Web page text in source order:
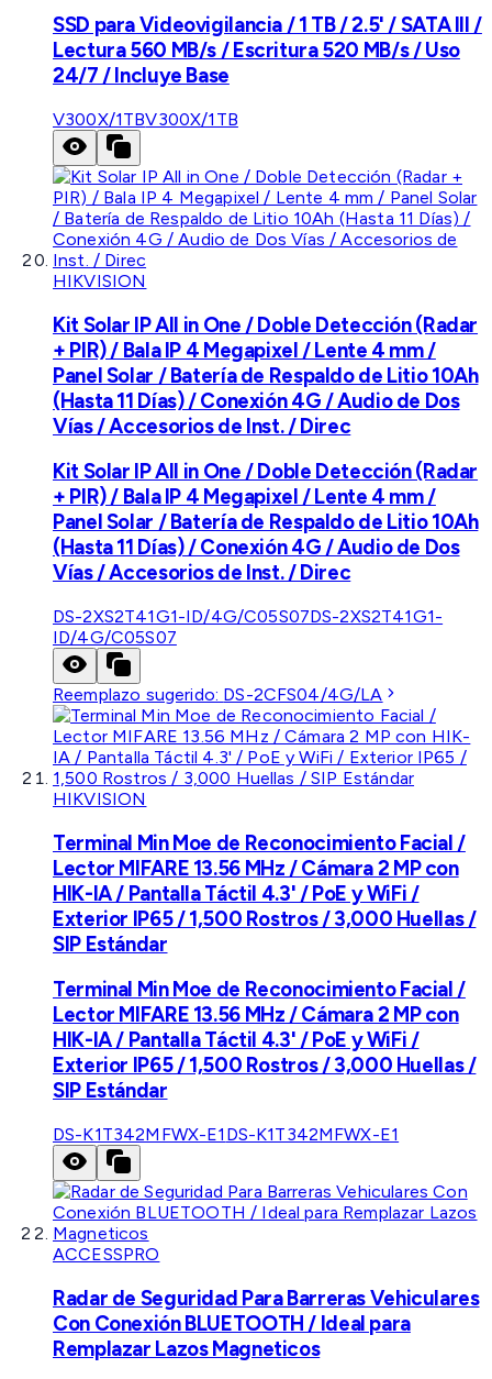
SSD para Videovigilancia / 1 TB / 2.5' / SATA III /
Lectura 560 MB/s / Escritura 520 MB/s / Uso
24/7 / Incluye Base
V300X/1TBV300X/1TB
HIKVISION
Kit Solar IP All in One / Doble Detección (Radar
+ PIR) / Bala IP 4 Megapixel / Lente 4 mm /
Panel Solar / Batería de Respaldo de Litio 10Ah
(Hasta 11 Días) / Conexión 4G / Audio de Dos
Vías / Accesorios de Inst. / Direc
Kit Solar IP All in One / Doble Detección (Radar
+ PIR) / Bala IP 4 Megapixel / Lente 4 mm /
Panel Solar / Batería de Respaldo de Litio 10Ah
(Hasta 11 Días) / Conexión 4G / Audio de Dos
Vías / Accesorios de Inst. / Direc
DS-2XS2T41G1-ID/4G/C05S07DS-2XS2T41G1-
ID/4G/C05S07
Reemplazo sugerido: DS-2CFS04/4G/LA
HIKVISION
Terminal Min Moe de Reconocimiento Facial /
Lector MIFARE 13.56 MHz / Cámara 2 MP con
HIK-IA / Pantalla Táctil 4.3' / PoE y WiFi /
Exterior IP65 / 1,500 Rostros / 3,000 Huellas /
SIP Estándar
Terminal Min Moe de Reconocimiento Facial /
Lector MIFARE 13.56 MHz / Cámara 2 MP con
HIK-IA / Pantalla Táctil 4.3' / PoE y WiFi /
Exterior IP65 / 1,500 Rostros / 3,000 Huellas /
SIP Estándar
DS-K1T342MFWX-E1 DS-K1T342MFWX-E1
ACCESSPRO
Radar de Seguridad Para Barreras Vehiculares
Con Conexión BLUETOOTH / Ideal para
Remplazar Lazos Magneticos